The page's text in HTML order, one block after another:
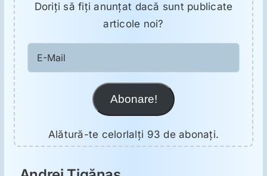
Antropologie
Proză utilă
Doriţi să fiţi anunţat dacă sunt publicate
articole noi?
Mail
Abonare!
Alătură-te celorlalți 93 de abonați.